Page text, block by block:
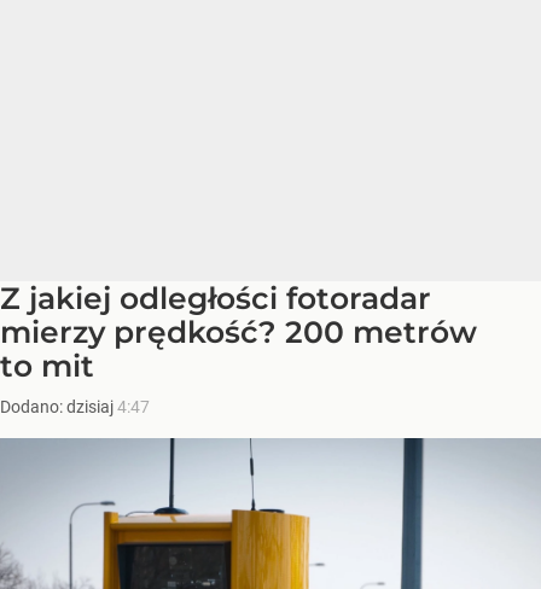
Z jakiej odległości fotoradar
mierzy prędkość? 200 metrów
to mit
Dodano:dzisiaj4:47